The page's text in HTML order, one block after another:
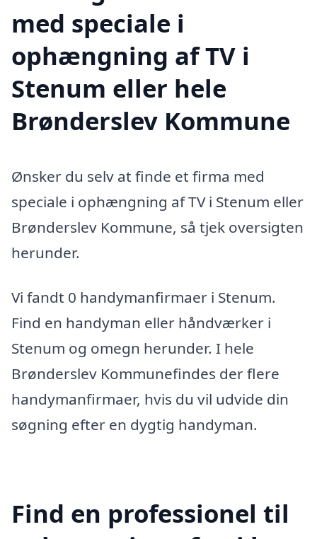
med speciale i
ophængning af TV i
Stenum eller hele
Brønderslev Kommune
Ønsker du selv at finde et firma med
speciale i ophængning af TV i Stenum eller
Brønderslev Kommune, så tjek oversigten
herunder.
Vi fandt 0 handymanfirmaer i Stenum.
Find en handyman eller håndværker i
Stenum og omegn herunder. I hele
Brønderslev Kommunefindes der flere
handymanfirmaer, hvis du vil udvide din
søgning efter en dygtig handyman.
Find en professionel til